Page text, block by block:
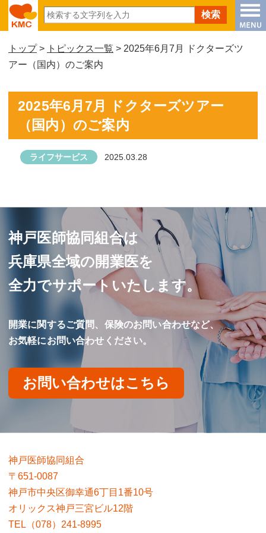
トップ> トピックス一覧 > 2025年6月7月 ドクターズツ
アー（国内）のご案内
2025年6月7月 ドクターズツアー
（国内）のご案内
ライフサービス 2025.03.28
神戸医師協同組合は
兵庫県全域の開業医を
全力でサポートいたします。
開業に関するご質問、保険のお問い合わせなど、
お気軽にお問い合わせください。
お問い合わせはこちら
神戸医師協同組合
〒651-0087
神戸市中央区御幸通6丁目1番10号
オリックス神戸三宮ビル12階
TEL（078）241-8995